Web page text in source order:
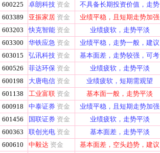
600225 卓朗科技 资金 不具备长期投资价值，走势
603389 亚振家居 资金 业绩平稳，且短期走势加强
603203 快克智能 资金 业绩疲软，走势平淡
603300 华铁应急 资金 业绩平稳，走势一般，建议
603015 弘讯科技 资金 基本面差，走势较强，可考
600526 菲达环保 资金 业绩疲软，走势平淡
600198 大唐电信 资金 业绩疲软，短期需观望
601138 工业富联 资金 基本面一般，走势平淡
600918 中泰证券 资金 业绩平稳，且短期走势加强
601456 国联证券 资金 业绩疲软，走势平淡
600363 联创光电 资金 基本面差，走势平淡
600610 中毅达 资金 基本面差，空头趋势，建议